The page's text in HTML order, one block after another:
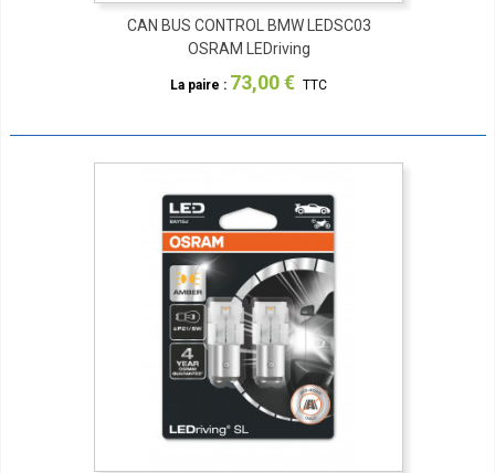
CAN BUS CONTROL BMW LEDSC03
OSRAM LEDriving
La paire : 73,00 € TTC